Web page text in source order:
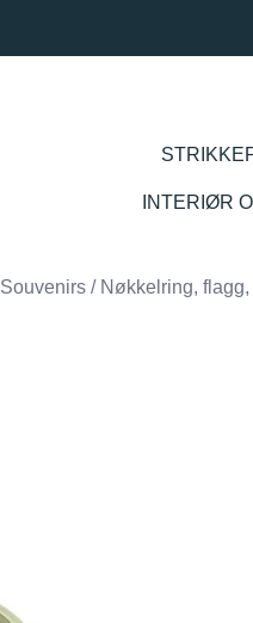
INTERIØR
Souvenirs / Nøkkelring,